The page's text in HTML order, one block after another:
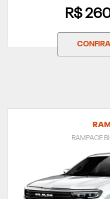
R$
RAMPAGE